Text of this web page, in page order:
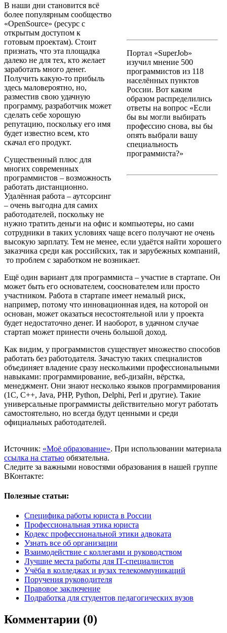
Портал «SuperJob»
изучил мнение 500
программистов из 118
населённых пунктов
России. Вот каким
образом распределились
ответы на вопрос «Если
бы вы могли выбирать
профессию снова, вы бы
опять выбрали вашу
специальность
программиста?»
В наши дни становится всё
более популярным сообщество
«OpenSource» (ресурс с
открытым доступом к
готовым проектам). Стоит
признать, что эта площадка
далеко не для тех, кто желает
заработать много денег.
Получить какую-то прибыль
здесь маловероятно, но,
разместив свою удачную
программу, разработчик может
сделать себе хорошую
репутацию, поскольку его имя
будет известно всем, кто
скачал его продукт.
Существенный плюс для
многих современных
программистов – возможность
работать дистанционно.
Удалённая работа – аутсорсинг
– очень выгодна для самих
работодателей, поскольку не
нужно тратить деньги на офис и компьютеры, но сами
сотрудники в таких условиях чаще всего получают не очень
высокую зарплату. Тем не менее, если удаётся найти хорошего
заказчика среди как российских, так и зарубежных компаний,
то проблем с заработком не возникает.
Ещё один вариант для программиста – участие в стартапе. Он
может быть его основателем, сооснователем или просто
участником. Работа в стартапе имеет немалый риск,
например, потому что инновационная идея, на которой он
основан, может оказаться несостоятельной или у проекта
будет недостаточно денег. И наоборот, в удачном случае
стартап может принести очень большой доход.
Как видим, у программистов существует множество способов
работать без работодателя. Зачастую таких специалистов
объединяет владение сразу несколькими профессиональными
навыками: программирование, веб-дизайн, вёрстка,
менеджмент. Они знают несколько языков программирования
(1C, C++, Java, PHP, Python, Delphi, Perl и другие). Такие
универсальные программисты действительно могут работать
самостоятельно, но всегда будут ценными и среди
официальных работодателей.
Источник: «Моё образование». При использовании материала
ссылка на статью обязательна.
Следите за важными новостями образования в нашей группе
ВКонтакте:
Полезные статьи:
Специфика работы юриста в России
Профессиональная этика юриста
Кодекс профессиональной этики адвоката
Узнать все об организации
Взаимодействие с коллегами и руководством
Лучшие места работы для IT-cпециалистов
Учёба в колледжах и вузах телекоммуникаций
Поручения руководителя
Правовое заключение
Подработка для студентов педагогических вузов
Комментарии (0)